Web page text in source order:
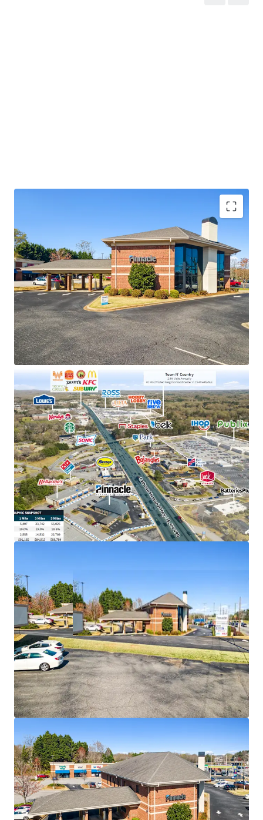
Operating on an absolute NNN lease with ±12 years
of lease term remaining and 1.9% annual rent
escalations
Pinnacle Financial Partners is the 2nd largest bank
holding company in TN with an investment grade
rating (Moody's: Baa2)
Exclusive market position as the only Pinnacle
Bank location in Salem, holding a solid deposit
base of $63M
Prime retail location adjacent to Centerpoint
Shopping Center (1.6M annual visits) and near the
#1 most visited neighborhood center within a 15-
mile radius
Situated in a thriving submarket with 29%
population growth, affluent $91K average
household incomes, and excellent visibility to
36,400 VPD